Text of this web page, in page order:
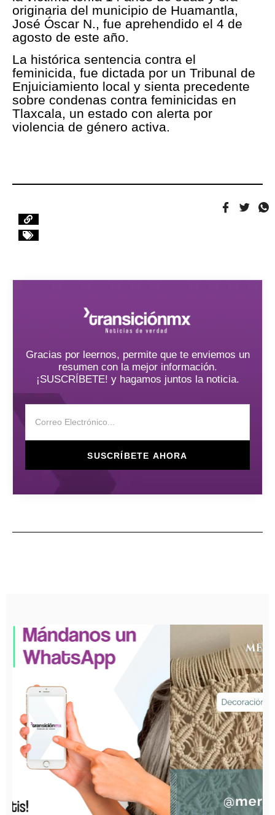
originaria del municipio de Huamantla,
José Óscar N., fue aprehendido el 4 de
agosto de este año.
La histórica sentencia contra el
feminicida, fue dictada por un Tribunal de
Enjuiciamiento local y sienta precedente
sobre condenas contra feminicidas en
Tlaxcala, un estado con alerta por
violencia de género activa.
Gracias por leernos, permite que te enviemos un
resumen con la mejor información.
¡SUSCRÍBETE! y hagamos juntos la noticia.
SUSCRÍBETE AHORA